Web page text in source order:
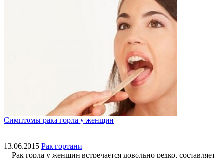
Симптомы рака горла у женщин
13.06.2015 Рак гортани
Рак горла у женщин встречается довольно редко, составляет